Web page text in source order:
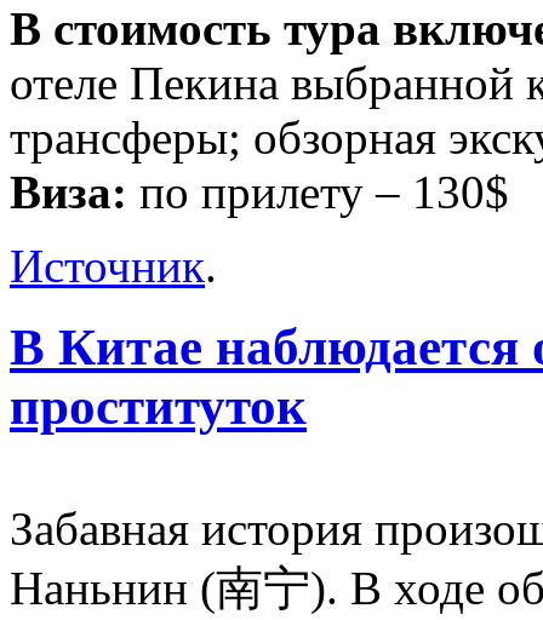
В стоимость тура
отеле Пекина
трансферы; обзорная
Виза: по прилету – 130$
Источник.
В Китае
проституток
Забавная история
Наньнин (南宁). В ходе